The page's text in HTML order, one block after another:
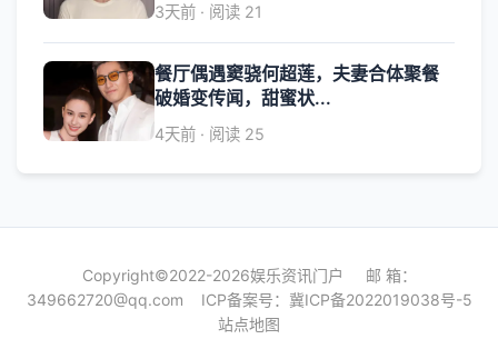
3天前 · 阅读 21
餐厅偶遇窦骁何超莲，夫妻合体聚餐
破婚变传闻，甜蜜状...
4天前 · 阅读 25
Copyright©2022-2026娱乐资讯门户 邮 箱：
349662720@qq.com ICP备案号： 冀ICP备2022019038号-5
站点地图